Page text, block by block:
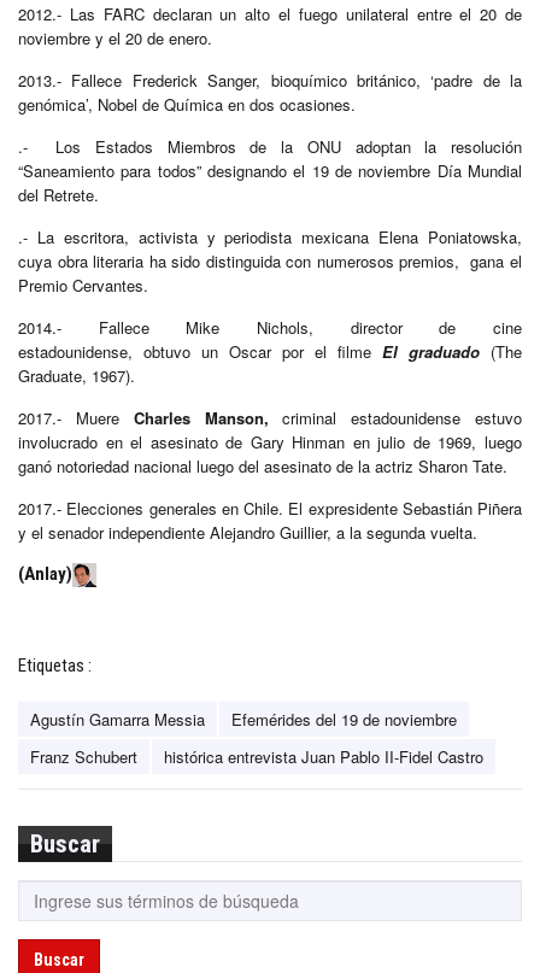
2012.- Las FARC declaran un alto el fuego unilateral entre el 20 de
noviembre y el 20 de enero.
2013.- Fallece Frederick Sanger, bioquímico británico, ‘padre de la
genómica’, Nobel de Química en dos ocasiones.
.- Los Estados Miembros de la ONU adoptan la resolución
“Saneamiento para todos” designando el 19 de noviembre Día Mundial
del Retrete.
.- La escritora, activista y periodista mexicana Elena Poniatowska,
cuya obra literaria ha sido distinguida con numerosos premios, gana el
Premio Cervantes.
2014.- Fallece Mike Nichols, director de cine
estadounidense, obtuvo un Oscar por el filme El graduado (The
Graduate, 1967).
2017.- Muere Charles Manson, criminal estadounidense estuvo
involucrado en el asesinato de Gary Hinman en julio de 1969, luego
ganó notoriedad nacional luego del asesinato de la actriz Sharon Tate.
2017.- Elecciones generales en Chile. El expresidente Sebastián Piñera
y el senador independiente Alejandro Guillier, a la segunda vuelta.
(Anlay)
Etiquetas :
Agustín Gamarra Messia
Efemérides del 19 de noviembre
Franz Schubert
histórica entrevista Juan Pablo II-Fidel Castro
Buscar
Buscar